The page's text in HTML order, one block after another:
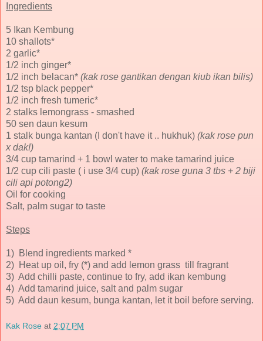
Ingredients
5 Ikan Kembung
10 shallots*
2 garlic*
1/2 inch ginger*
1/2 inch belacan* (kak rose gantikan dengan kiub ikan bilis)
1/2 tsp black pepper*
1/2 inch fresh tumeric*
2 stalks lemongrass - smashed
50 sen daun kesum
1 stalk bunga kantan (I don't have it .. hukhuk) (kak rose pun
x dak!)
3/4 cup tamarind + 1 bowl water to make tamarind juice
1/2 cup cili paste ( i use 3/4 cup) (kak rose guna 3 tbs + 2 biji
cili api potong2)
Oil for cooking
Salt, palm sugar to taste
Steps
1) Blend ingredients marked *
2) Heat up oil, fry (*) and add lemon grass till fragrant
3) Add chilli paste, continue to fry, add ikan kembung
4) Add tamarind juice, salt and palm sugar
5) Add daun kesum, bunga kantan, let it boil before serving.
Kak Rose at 2:07 PM